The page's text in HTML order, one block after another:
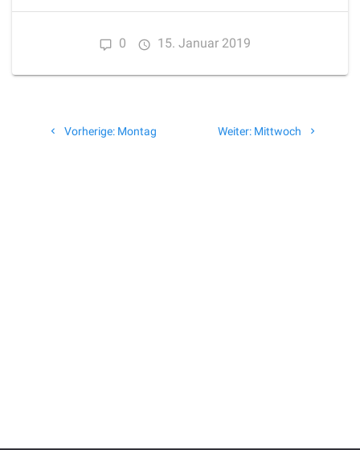
0 15. Januar 2019
Vorherige: Vorheriger
Montag Weiter: Nächster
Mittwoch